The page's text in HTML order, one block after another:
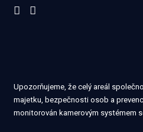
Upozorňujeme, že celý areál
majetku, bezpečnosti osob a
monitorován kamerovým systémem